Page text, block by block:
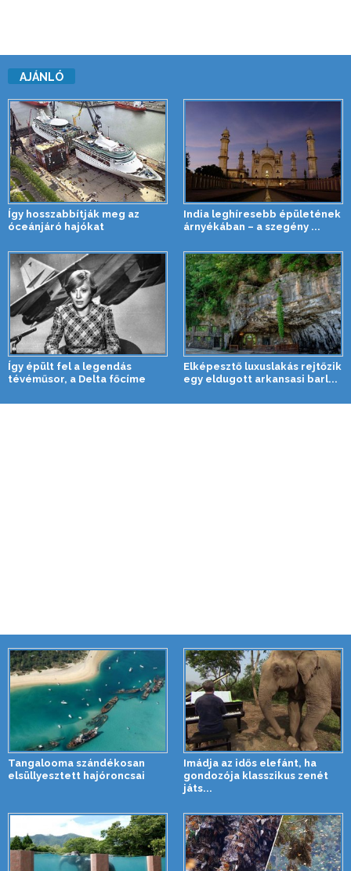
AJÁNLÓ
Így hosszabbítják meg az
óceánjáró hajókat
India leghíresebb épületének
árnyékában – a szegény ...
Így épült fel a legendás
tévéműsor, a Delta főcíme
Elképesztő luxuslakás rejtőzik
egy eldugott arkansasi barl...
Tangalooma szándékosan
elsüllyesztett hajóroncsai
Imádja az idős elefánt, ha
gondozója klasszikus zenét
játs...